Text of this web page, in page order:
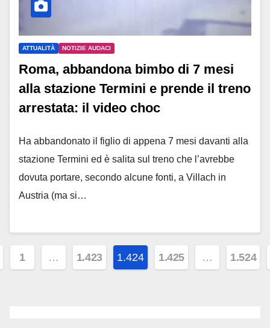
ATTUALITÀ NOTIZIE AUDACI
Roma, abbandona bimbo di 7 mesi
alla stazione Termini e prende il treno
arrestata: il video choc
Ha abbandonato il figlio di appena 7 mesi davanti alla
stazione Termini ed è salita sul treno che l’avrebbe
dovuta portare, secondo alcune fonti, a Villach in
Austria (ma si…
1 … 1.423 1.424 1.425 … 1.524